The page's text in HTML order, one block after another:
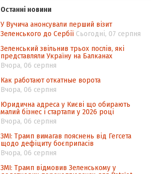
походження товарів відповідно до
Угоди про торговельні аспекти прав
інтелектуальної власності (TRIPS) у
контексті євроінтеграції
Аналіз виборчого законодавства щодо
підрахунку голосів виборців
Інформаційна безпека суспільства
Останні новини
У Вучича анонсували перший візит
Зеленського до Сербії Сьогодні, 07 серпня
Зеленський звільнив трьох послів, які
представляли Україну на Балканах
Вчора, 06 серпня
Как работают откатные ворота
Вчора, 06 серпня
Юридична адреса у Києві що обирають
малий бізнес і стартапи у 2026 році
Вчора, 06 серпня
ЗМІ: Трамп вимагав пояснень від Гегсета
щодо дефіциту боєприпасів
Вчора, 06 серпня
ЗМІ: Трамп відмовив Зеленському у